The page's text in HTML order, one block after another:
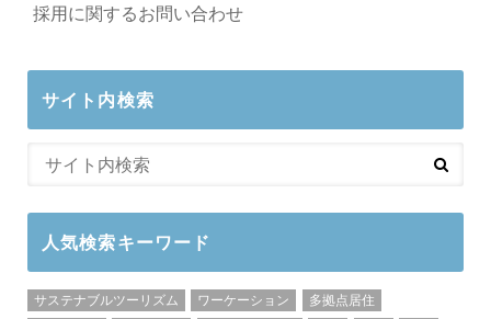
採用に関するお問い合わせ
サイト内検索
人気検索キーワード
サステナブルツーリズム ワーケーション
多拠点居住